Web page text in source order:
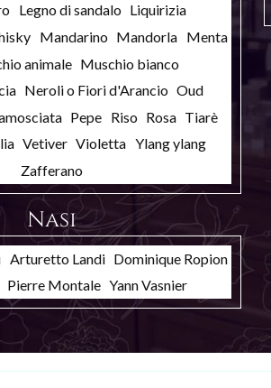
Legno di sandalo Liquirizia
Mandarino Mandorla Menta
animale Muschio bianco
Neroli o Fiori d'Arancio Oud
Pepe Riso Rosa Tiarè
Vetiver Violetta Ylang ylang
Zafferano
Nasi
Arturetto Landi Dominique Ropion
Pierre Montale Yann Vasnier